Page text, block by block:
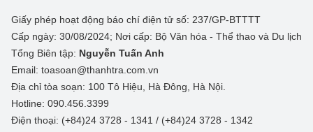
Giấy phép hoạt động báo chí điện tử số: 237/GP-BTTTT
Cấp ngày: 30/08/2024; Nơi cấp: Bộ Văn hóa - Thể thao và Du lịch
Tổng Biên tập: Nguyễn Tuấn Anh
Email: toasoan@thanhtra.com.vn
Địa chỉ tòa soạn: 100 Tô Hiệu, Hà Đông, Hà Nội.
Hotline: 090.456.3399
Điện thoại: (+84)24 3728 - 1341 / (+84)24 3728 - 1342